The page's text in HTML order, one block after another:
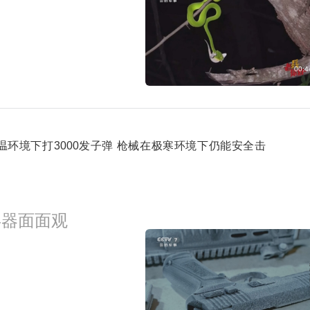
环境下打3000发子弹 枪械在极寒环境下仍能安全击
面面观